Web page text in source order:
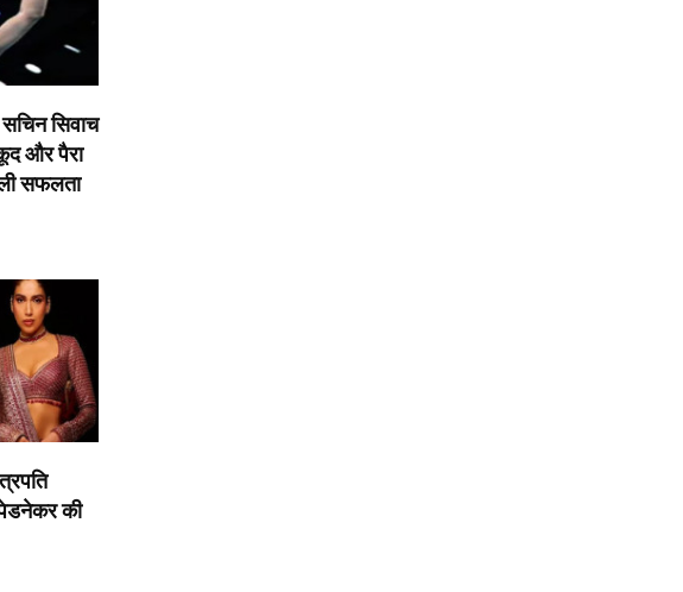
सिवाच
और पैरा
सफलता
पेडनेकर की